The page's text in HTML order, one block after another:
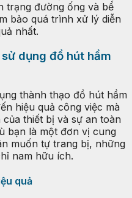
trạng đường ống và bể
bảo quá trình xử lý diễn
nhất.
dụng đồ hút hầm
thành thạo đồ hút hầm
hiệu quả công việc mà
thiết bị và sự an toàn
bạn là một đơn vị cung
muốn tự trang bị, những
nam hữu ích.
quả